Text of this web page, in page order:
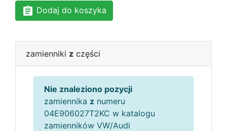
Dodaj do koszyka
zamienniki z części
Nie znaleziono pozycji
zamiennika z numeru
04E906027T2KC w katalogu
zamienników VW/Audi